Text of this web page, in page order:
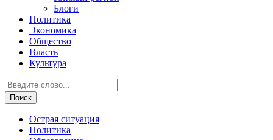
Блоги
Политика
Экономика
Общество
Власть
Культура
Острая ситуация
Политика